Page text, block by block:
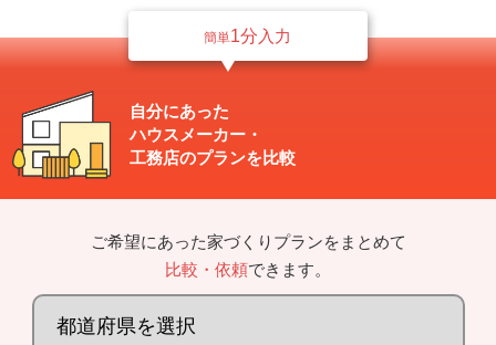
簡単1分 入力
自分にあった
ハウスメーカー・
工務店のプランを比較
ご希望にあった家づくりプランをまとめて
比較・依頼できます。